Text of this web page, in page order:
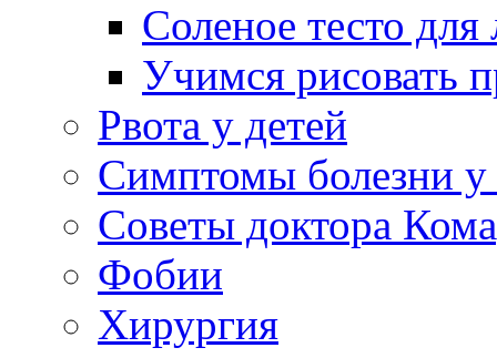
Соленое тесто для
Учимся рисовать
Рвота у детей
Симптомы болезни у
Советы доктора
Фобии
Хирургия